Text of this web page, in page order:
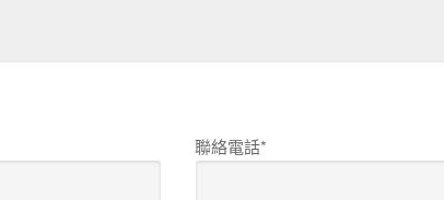
聯絡電話*